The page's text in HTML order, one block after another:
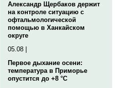
Александр Щербаков держит
на контроле ситуацию с
офтальмологической
помощью в Ханкайском
округе
05.08 |
Первое дыхание осени:
температура в Приморье
опустится до +8 °C